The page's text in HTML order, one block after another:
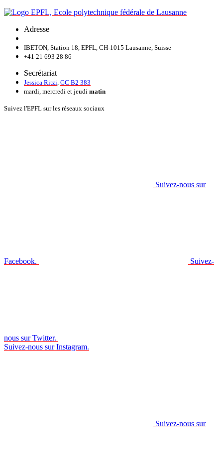
Adresse
IBETON, Station 18, EPFL, CH-1015 Lausanne, Suisse
+41 21 693 28 86
Secrétariat
Jessica Ritzi GC B2 383
mardi, mercredi et jeudi matin
Suivez l'EPFL sur les réseaux sociaux
Suivez-nous sur
Facebook. Suivez-
nous sur Twitter.
Suivez-nous sur Instagram.
Suivez-nous sur